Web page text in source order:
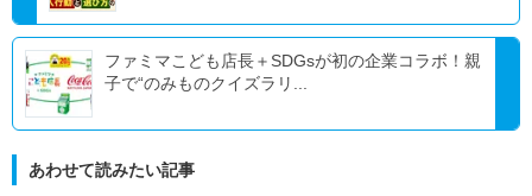
ファミマこども店長＋SDGsが初の企業コラボ！親
子で“のみものクイズラリ...
あわせて読みたい記事